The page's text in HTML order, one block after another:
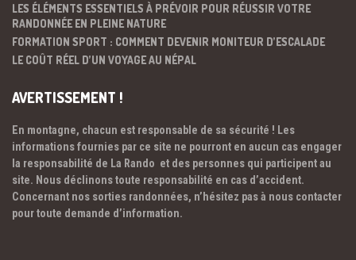
LES ÉLÉMENTS ESSENTIELS À PRÉVOIR POUR RÉUSSIR VOTRE
RANDONNÉE EN PLEINE NATURE
FORMATION SPORT : COMMENT DEVENIR MONITEUR D’ESCALADE
LE COÛT RÉEL D’UN VOYAGE AU NÉPAL
AVERTISSEMENT !
En montagne, chacun est responsable de sa sécurité ! Les
informations fournies par ce site ne pourront en aucun cas engager
la responsabilité de La Rando et des personnes qui participent au
site. Nous déclinons toute responsabilité en cas d’accident.
Concernant nos sorties randonnées, n’hésitez pas à nous contacter
pour toute demande d’information.